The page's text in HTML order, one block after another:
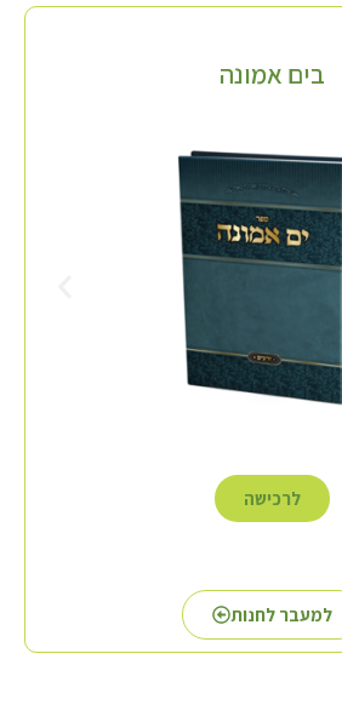
בים אמונה
לרכישה
למעבר לחנות